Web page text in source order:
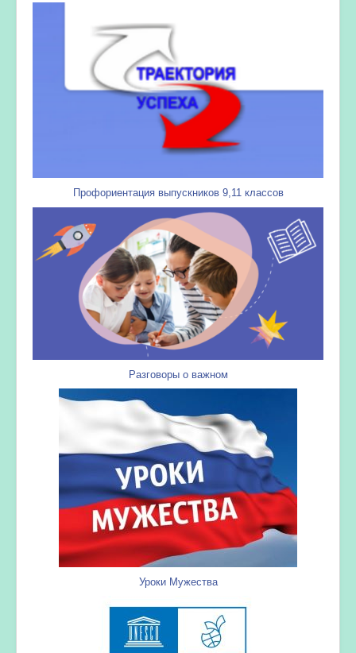
Профориентация выпускников 9,11 классов
Разговоры о важном
Уроки Мужества